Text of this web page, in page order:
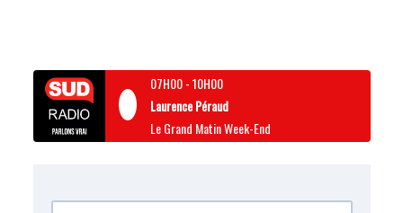
07H00-10H00
Laurence Péraud
Le Grand Matin Week-End